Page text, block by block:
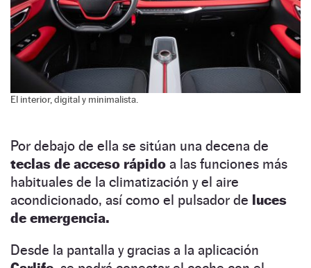
El interior, digital y minimalista.
Por debajo de ella se sitúan una decena de
teclas de acceso rápido a las funciones más
habituales de la climatización y el aire
acondicionado, así como el pulsador de luces
de emergencia.
Desde la pantalla y gracias a la aplicación